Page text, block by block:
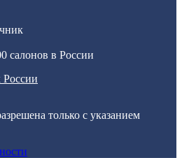
салонов в России
России
только с указанием